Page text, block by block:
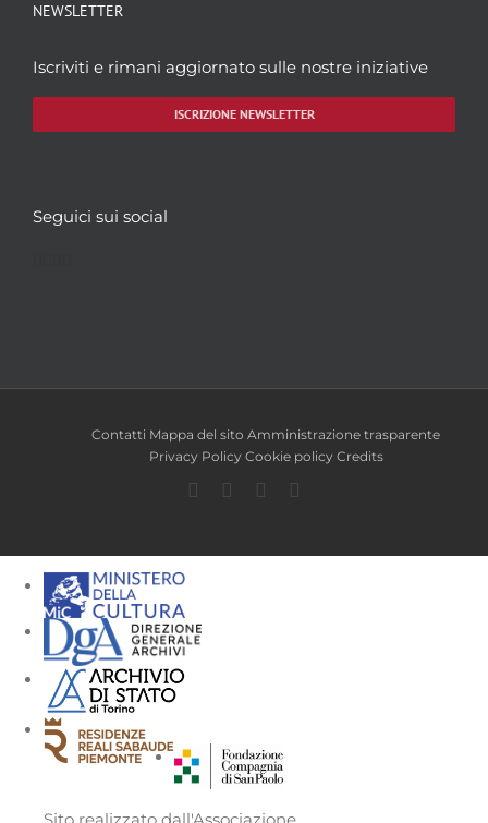
NEWSLETTER
Iscriviti e rimani aggiornato sulle nostre iniziative
ISCRIZIONE NEWSLETTER
Seguici sui social
Contatti Mappa del sito Amministrazione trasparente
Privacy Policy Cookie policy Credits
Facebook
TwitterYouTube